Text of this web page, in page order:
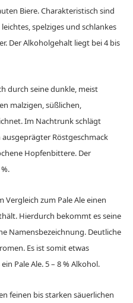
Biere. Charakteristisch sind
spelziges und schlankes
Der Alkoholgehalt liegt bei 4 bis
durch seine dunkle, meist
malzigen, süßlichen,
Im Nachtrunk schlägt
Röstgeschmack
Hopfenbittere. Der
Vergleich zum Pale Ale einen
Hierdurch bekommt es seine
Namensbezeichnung. Deutliche
Es ist somit etwas
Pale Ale. 5 – 8 % Alkohol.
feinen bis starken säuerlichen